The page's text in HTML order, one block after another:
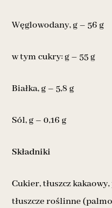
Węglowodany, g – 56 g
w tym cukry: g – 55 g
Białka, g – 5,8 g
Sól, g – 0,16 g
Składniki
Cukier, tłuszcz
tłuszcze roślinne